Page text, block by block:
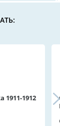
1911-1912